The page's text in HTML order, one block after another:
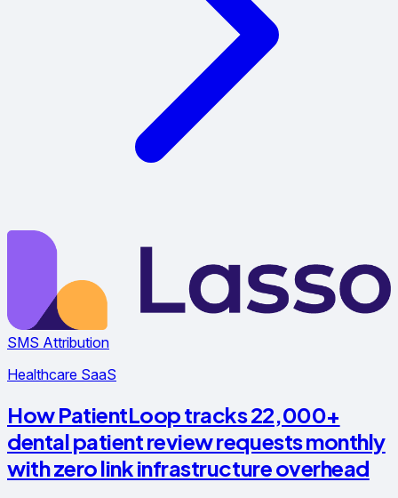
SMS Attribution
Healthcare SaaS
How PatientLoop tracks 22,000+
dental patient review requests monthly
with zero link infrastructure overhead